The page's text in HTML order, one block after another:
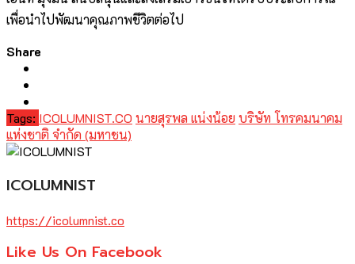
เพื่อนำไปพัฒนาคุณภาพชีวิตต่อไป
Share
Tags: ICOLUMNIST.CO นายสุรพล แน่งน้อย บริษัท โทรคมนาคม
แห่งชาติ จำกัด (มหาชน)
ICOLUMNIST
https://icolumnist.co
Like Us On Facebook